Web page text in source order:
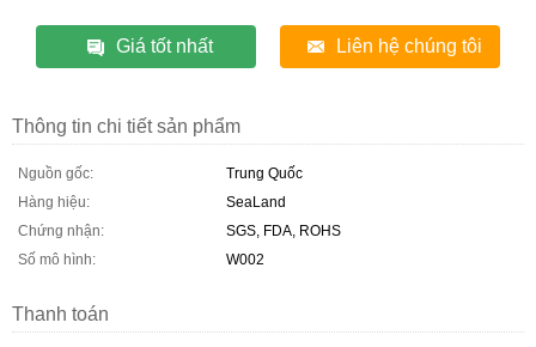
Giá tốt nhất Liên hệ chúng tôi
Thông tin chi tiết sản phẩm
Nguồn gốc:
Trung Quốc
Hàng hiệu:
SeaLand
Chứng nhận:
SGS, FDA, ROHS
Số mô hình:
W002
Thanh toán